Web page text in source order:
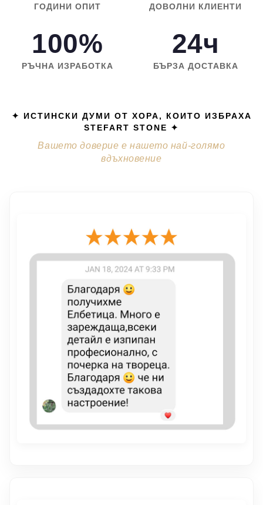
ГОДИНИ ОПИТ ДОВОЛНИ КЛИЕНТИ
100%
РЪЧНА ИЗРАБОТКА
24ч
БЪРЗА ДОСТАВКА
✦ ИСТИНСКИ ДУМИ ОТ ХОРА, КОИТО ИЗБРАХА
STEFART STONE ✦
Вашето доверие е нашето най-голямо
вдъхновение